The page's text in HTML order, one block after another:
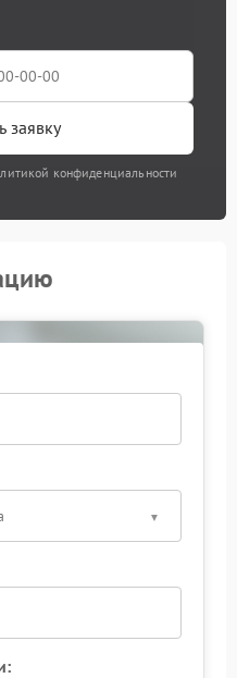
заявку
конфиденциальности